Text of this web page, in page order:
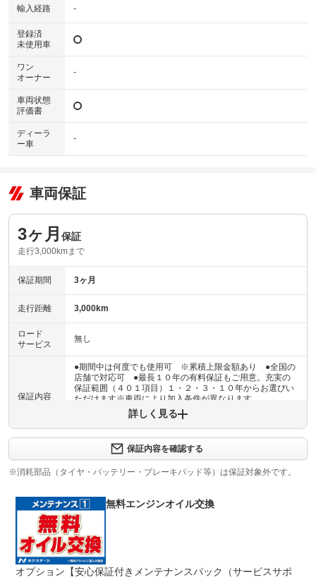
輸入経路 -
登録済
未使用車
ワン
オーナー
-
車両状態
評価書
ディーラ
ー車
-
車両保証
3ヶ月 保証
走行3,000kmまで
保証期間 3ヶ月
走行距離 3,000km
ロード
サービス
無し
保証内容
●期間中は何度でも使用可 ※累積上限金額あり ●全国の
店舗で対応可 ●最長１０年の有料保証もご用意。充実の
保証範囲（４０１項目）１・２・３・１０年からお選びい
ただけます※車両により加入条件が異なります
保証項目
３ヶ月・３０００ｋｍ以内ならエンジン、トランスミッシ
ョン、ハイブリッド、ステアリング、ブレーキの各機構に
おける主要項目を無償修理（または交換）いたします。
修理回数 無制限
上限金額
車両本体価格
期間中は何度でも修理可能！修理金額は車両本体価格の１
００％までしっかり保証します。車両本体価格５０万円以
下の場合は５０万円まで保証します。
無し
詳しく見る
保証内容を確認する
※消耗部品（タイヤ・バッテリー・ブレーキパッド等）は保証対象外です。
無料エンジンオイル交換
オプション【安心保証付きメンテナンスパック（サービスサポ